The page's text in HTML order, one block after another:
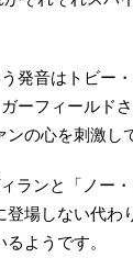
う発音はトビー
ーフィールド
の心を刺激し
ランと「ノー
場しない代わ
ようです。